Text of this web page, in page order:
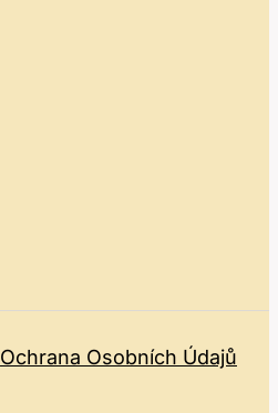
Ochrana Osobních Údajů